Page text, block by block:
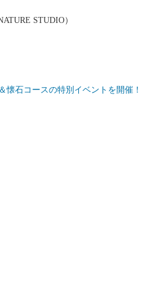
STUDIO）
懐石コースの特別イベントを開催！